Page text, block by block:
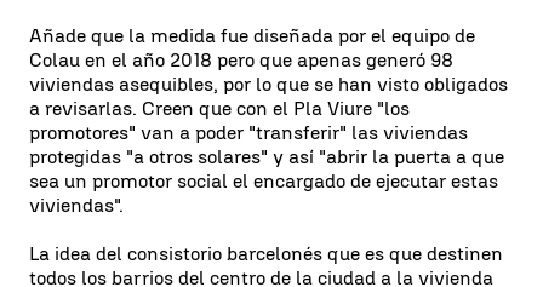
Añade que la medida fue diseñada por el equipo de
Colau en el año 2018 pero que apenas generó 98
viviendas asequibles, por lo que se han visto obligados
a revisarlas. Creen que con el Pla Viure "los
promotores" van a poder "transferir" las viviendas
protegidas "a otros solares" y así "abrir la puerta a que
sea un promotor social el encargado de ejecutar estas
viviendas".
La idea del consistorio barcelonés que es que destinen
todos los barrios del centro de la ciudad a la vivienda